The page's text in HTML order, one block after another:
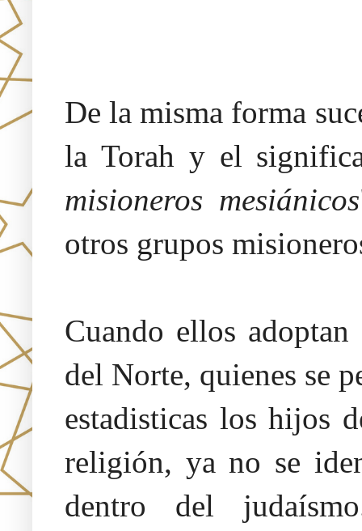
De la misma forma
la Torah y el
misioneros mesiánicos
otros grupos
Cuando ellos
del Norte, quienes se
estadisticas los hijos
religión, ya no se
dentro del